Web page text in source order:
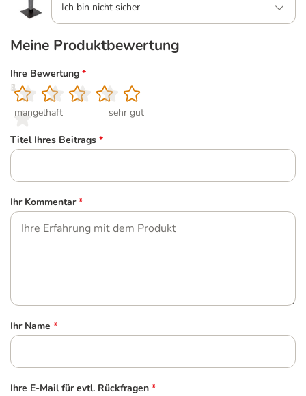
Ich bin nicht sicher
Meine Produktbewertung
Ihre Bewertung *
1
mangelhaft
2
3
4
5
sehr gut
Titel Ihres Beitrags *
Ihr Kommentar *
Ihr Name *
Ihre E-Mail für evtl. Rückfragen *